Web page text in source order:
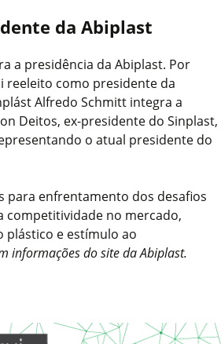
da Abiplast
a presidência da Abiplast. Por
reeleito como presidente da
Alfredo Schmitt integra a
Deitos, ex-presidente do Sinplast,
o atual presidente do
para enfrentamento dos desafios
competitividade no mercado,
plástico e estímulo ao
informações do site da Abiplast.